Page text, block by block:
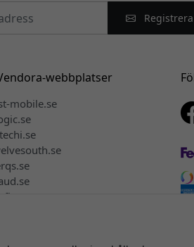
webbplatser
mobile.se